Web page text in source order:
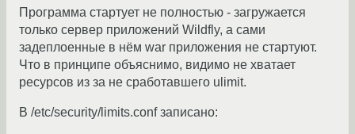
Программа стартует не полностью - загружается
только сервер приложений Wildfly, а сами
задеплоенные в нём war приложения не стартуют.
Что в принципе объяснимо, видимо не хватает
ресурсов из за не сработавшего ulimit.
В /etc/security/limits.conf записано: